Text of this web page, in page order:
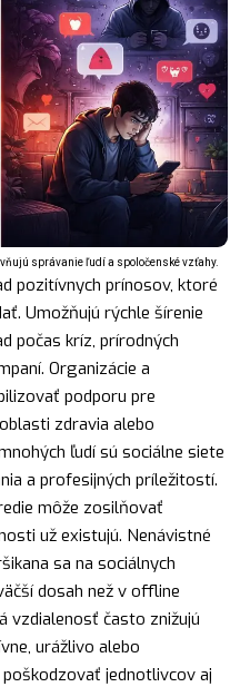
správanie ľudí a spoločenské vzťahy.
pozitívnych prínosov, ktoré
Umožňujú rýchle šírenie
počas kríz, prírodných
Organizácie a
podporu pre
zdravia alebo
ľudí sú sociálne siete
a profesijných príležitostí.
môže zosilňovať
už existujú. Nenávistné
sa na sociálnych
dosah než v offline
vzdialenosť často znižujú
urážlivo alebo
jednotlivcov aj